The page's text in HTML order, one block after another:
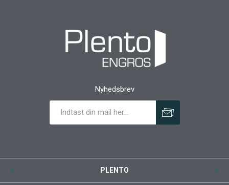
Nyhedsbrev
PLENTO